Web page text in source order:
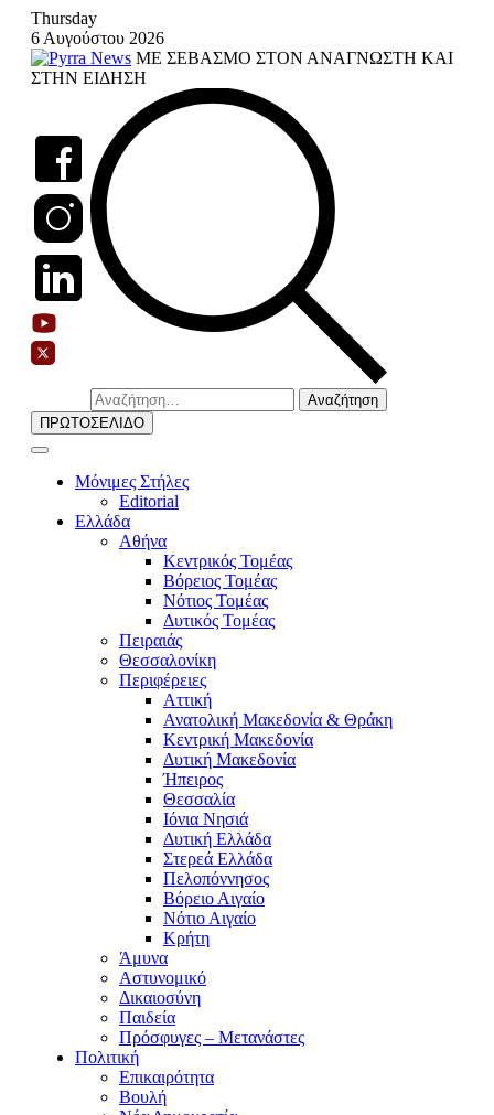
Skip
content
Thursday
6 Αυγούστου 2026
ΜΕ ΣΕΒΑΣΜΟ ΣΤΟΝ ΑΝΑΓΝΩΣΤΗ ΚΑΙ
ΣΤΗΝ ΕΙΔΗΣΗ
Αναζήτηση
για:
ΠΡΩΤΟΣΕΛΙΔΟ
Μόνιμες Στήλες
Editorial
Ελλάδα
Αθήνα
Κεντρικός Τομέας
Βόρειος Τομέας
Νότιος Τομέας
Δυτικός Τομέας
Πειραιάς
Θεσσαλονίκη
Περιφέρειες
Αττική
Ανατολική Μακεδονία & Θράκη
Κεντρική Μακεδονία
Δυτική Μακεδονία
Ήπειρος
Θεσσαλία
Ιόνια Νησιά
Δυτική Ελλάδα
Στερεά Ελλάδα
Πελοπόννησος
Βόρειο Αιγαίο
Νότιο Αιγαίο
Κρήτη
Άμυνα
Αστυνομικό
Δικαιοσύνη
Παιδεία
Πρόσφυγες – Μετανάστες
Πολιτική
Επικαιρότητα
Βουλή